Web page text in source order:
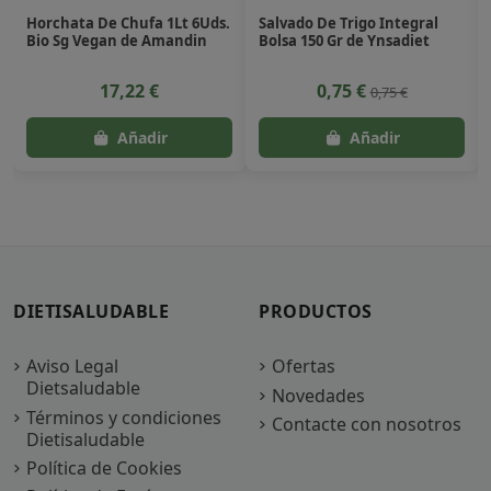
Horchata De Chufa 1Lt 6Uds.
Bio Sg Vegan de Amandin
17,22 €
Salvado De Trigo Integral
Bolsa 150 Gr de Ynsadiet
0,75 €0,75 €
DIETISALUDABLE
Aviso Legal
Dietsaludable
Términos y condiciones
Dietisaludable
Política de Cookies
PRODUCTOS
Ofertas
Novedades
Contacte con nosotros